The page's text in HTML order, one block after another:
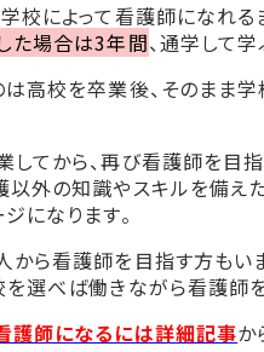
校によって看護師になれる
た場合は3年間、通学して
高校を卒業後、そのまま
てから、再び看護師を目
以外の知識やスキルを備え
になります。
から看護師を目指す方もい
を選べば働きながら看護師
護師になるには詳細記事か